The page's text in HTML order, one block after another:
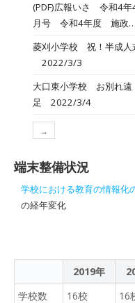
(PDF)広報いさ 令和4年
月号 令和4年度 施政方
かがやく曽木小学校
菱刈小学校 祝！半成人
2022/3/3
大口東小学校 お別れ遠
足 2022/3/4
→
端末整備状況
学校における教育の情報化
の経年変化
2019年
学校数
16校 16